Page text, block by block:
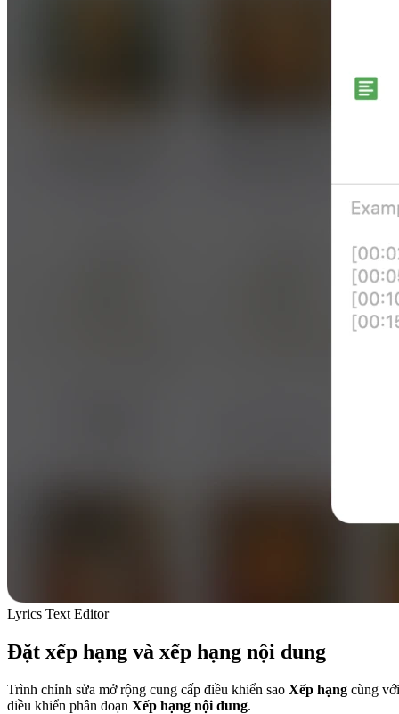
Lyrics Text Editor
Đặt xếp hạng và xếp hạng nội dung
Trình chỉnh sửa mở rộng cung cấp điều khiển sao Xếp hạng cùng với
điều khiển phân đoạn Xếp hạng nội dung.